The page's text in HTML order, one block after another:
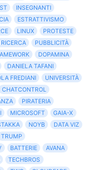
INSEGNANTI
ESTRATTIVISMO
LINUX
PROTESTE
PUBBLICITÀ
DOPAMINA
DANIELA TAFANI
FREDIANI
UNIVERSITÀ
CHATCONTROL
PIRATERIA
MICROSOFT
GAIA-X
NOYB
DATA VIZ
TRUMP
BATTERIE
AVANA
TECHBROS